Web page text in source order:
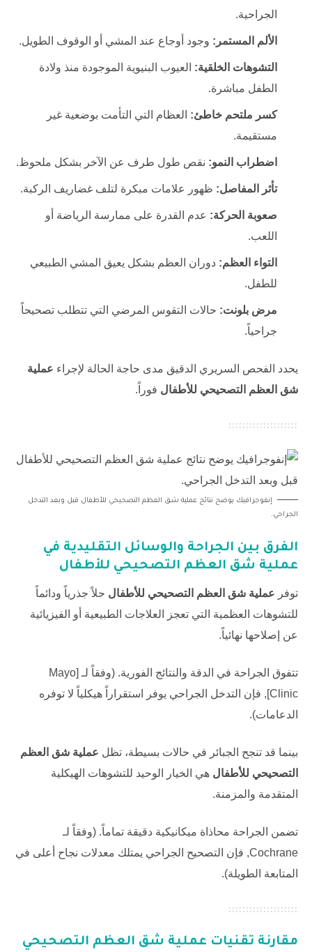
الجراحية.
الألم المستمر: وجود أوجاع عند المشي أو الوقوف الطويل.
التشوهات الخلقية: العيوب البنيوية الموجودة منذ ولادة
الطفل مباشرة.
كسر ملتحم خاطئ: العظام التي التأمت بوضعية غير
مستقيمة.
اضطراب النمو: نقص طول طرف عن الآخر بشكل ملحوظ.
تأثر المفاصل: ظهور علامات مبكرة لتلف غضاريف الركبة.
صعوبة الحركة: عدم القدرة على ممارسة الرياضة أو
اللعب.
التواء العظم: دوران العظم بشكل يعيق المشي الطبيعي
للطفل.
مرض بلونت: حالات التقوس المرضي التي تتطلب تصحيحاً
جراحياً.
يحدد الفحص السريري الدقيق مدى حاجة الحالة لإجراء عملية
شق العظم التصحيحي للأطفال فوراً.
إنفوجرافيك يوضح نتائج عملية شق العظم التصحيحي للأطفال قبل وبعد التدخل
الجراحي.
الفرق بين الجراحة والوسائل التقليدية في
عملية شق العظم التصحيحي للأطفال
توفر عملية شق العظم التصحيحي للأطفال حلاً جذرياً ودائماً
للتشوهات العظمية التي تعجز العلاجات الطبيعية أو الفيزيائية
عن إصلاحها نهائياً.
تتفوق الجراحة في الدقة والنتائج الفورية. (وفقاً لـ [Mayo
Clinic], فإن التدخل الجراحي يوفر استقراراً هيكلياً لا توفره
الدعامات).
بينما قد تنجح الجبائر في حالات بسيطة، تظل عملية شق العظم
التصحيحي للأطفال هي الخيار الوحيد للتشوهات الهيكلية
المتقدمة والمزمنة.
تضمن الجراحة محاذاة ميكانيكية دقيقة تماماً. (وفقاً لـ
Cochrane, فإن التصحيح الجراحي يمتلك معدلات نجاح أعلى في
المتابعة الطويلة).
مقارنة تقنيات عملية شق العظم التصحيحي